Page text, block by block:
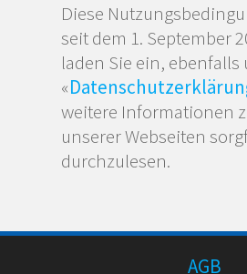
Diese
seit dem 1. September
laden Sie ein, ebenfalls
«
weitere Informationen
unserer Webseiten
durchzulesen.
AGB